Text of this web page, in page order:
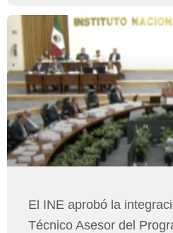
El INE aprobó la
Técnico Asesor del